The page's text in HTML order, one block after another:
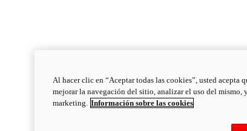
Al hacer clic en “Aceptar todas las cookies”, usted acepta
mejorar la navegación del sitio, analizar el uso del mismo,
marketing. Información sobre las cookies